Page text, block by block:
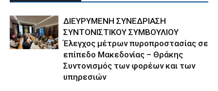
ΔΙΕΥΡΥΜΕΝΗ ΣΥΝΕΔΡΙΑΣΗ
ΣΥΝΤΟΝΙΣΤΙΚΟΥ ΣΥΜΒΟΥΛΙΟΥ
Έλεγχος μέτρων πυροπροστασίας σε
επίπεδο Μακεδονίας – Θράκης
Συντονισμός των φορέων και των
υπηρεσιών